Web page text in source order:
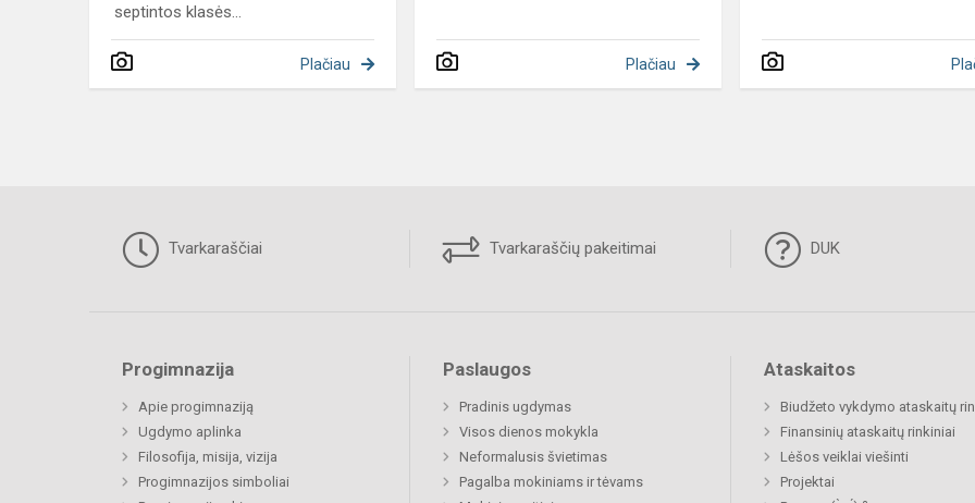
septintos klasės...
Plačiau Plačiau
Tvarkaraščiai Tvarkaraščių pakeitimai DUK
Progimnazija
Apie progimnaziją
Ugdymo aplinka
Filosofija, misija, vizija
Progimnazijos simboliai
Paslaugos
Pradinis ugdymas
Visos dienos mokykla
Neformalusis švietimas
Pagalba mokiniams ir tėvams
Ataskaitos
Biudžeto vykdymo ataskaitų
Finansinių ataskaitų rinkiniai
Lėšos veiklai viešinti
Projektai